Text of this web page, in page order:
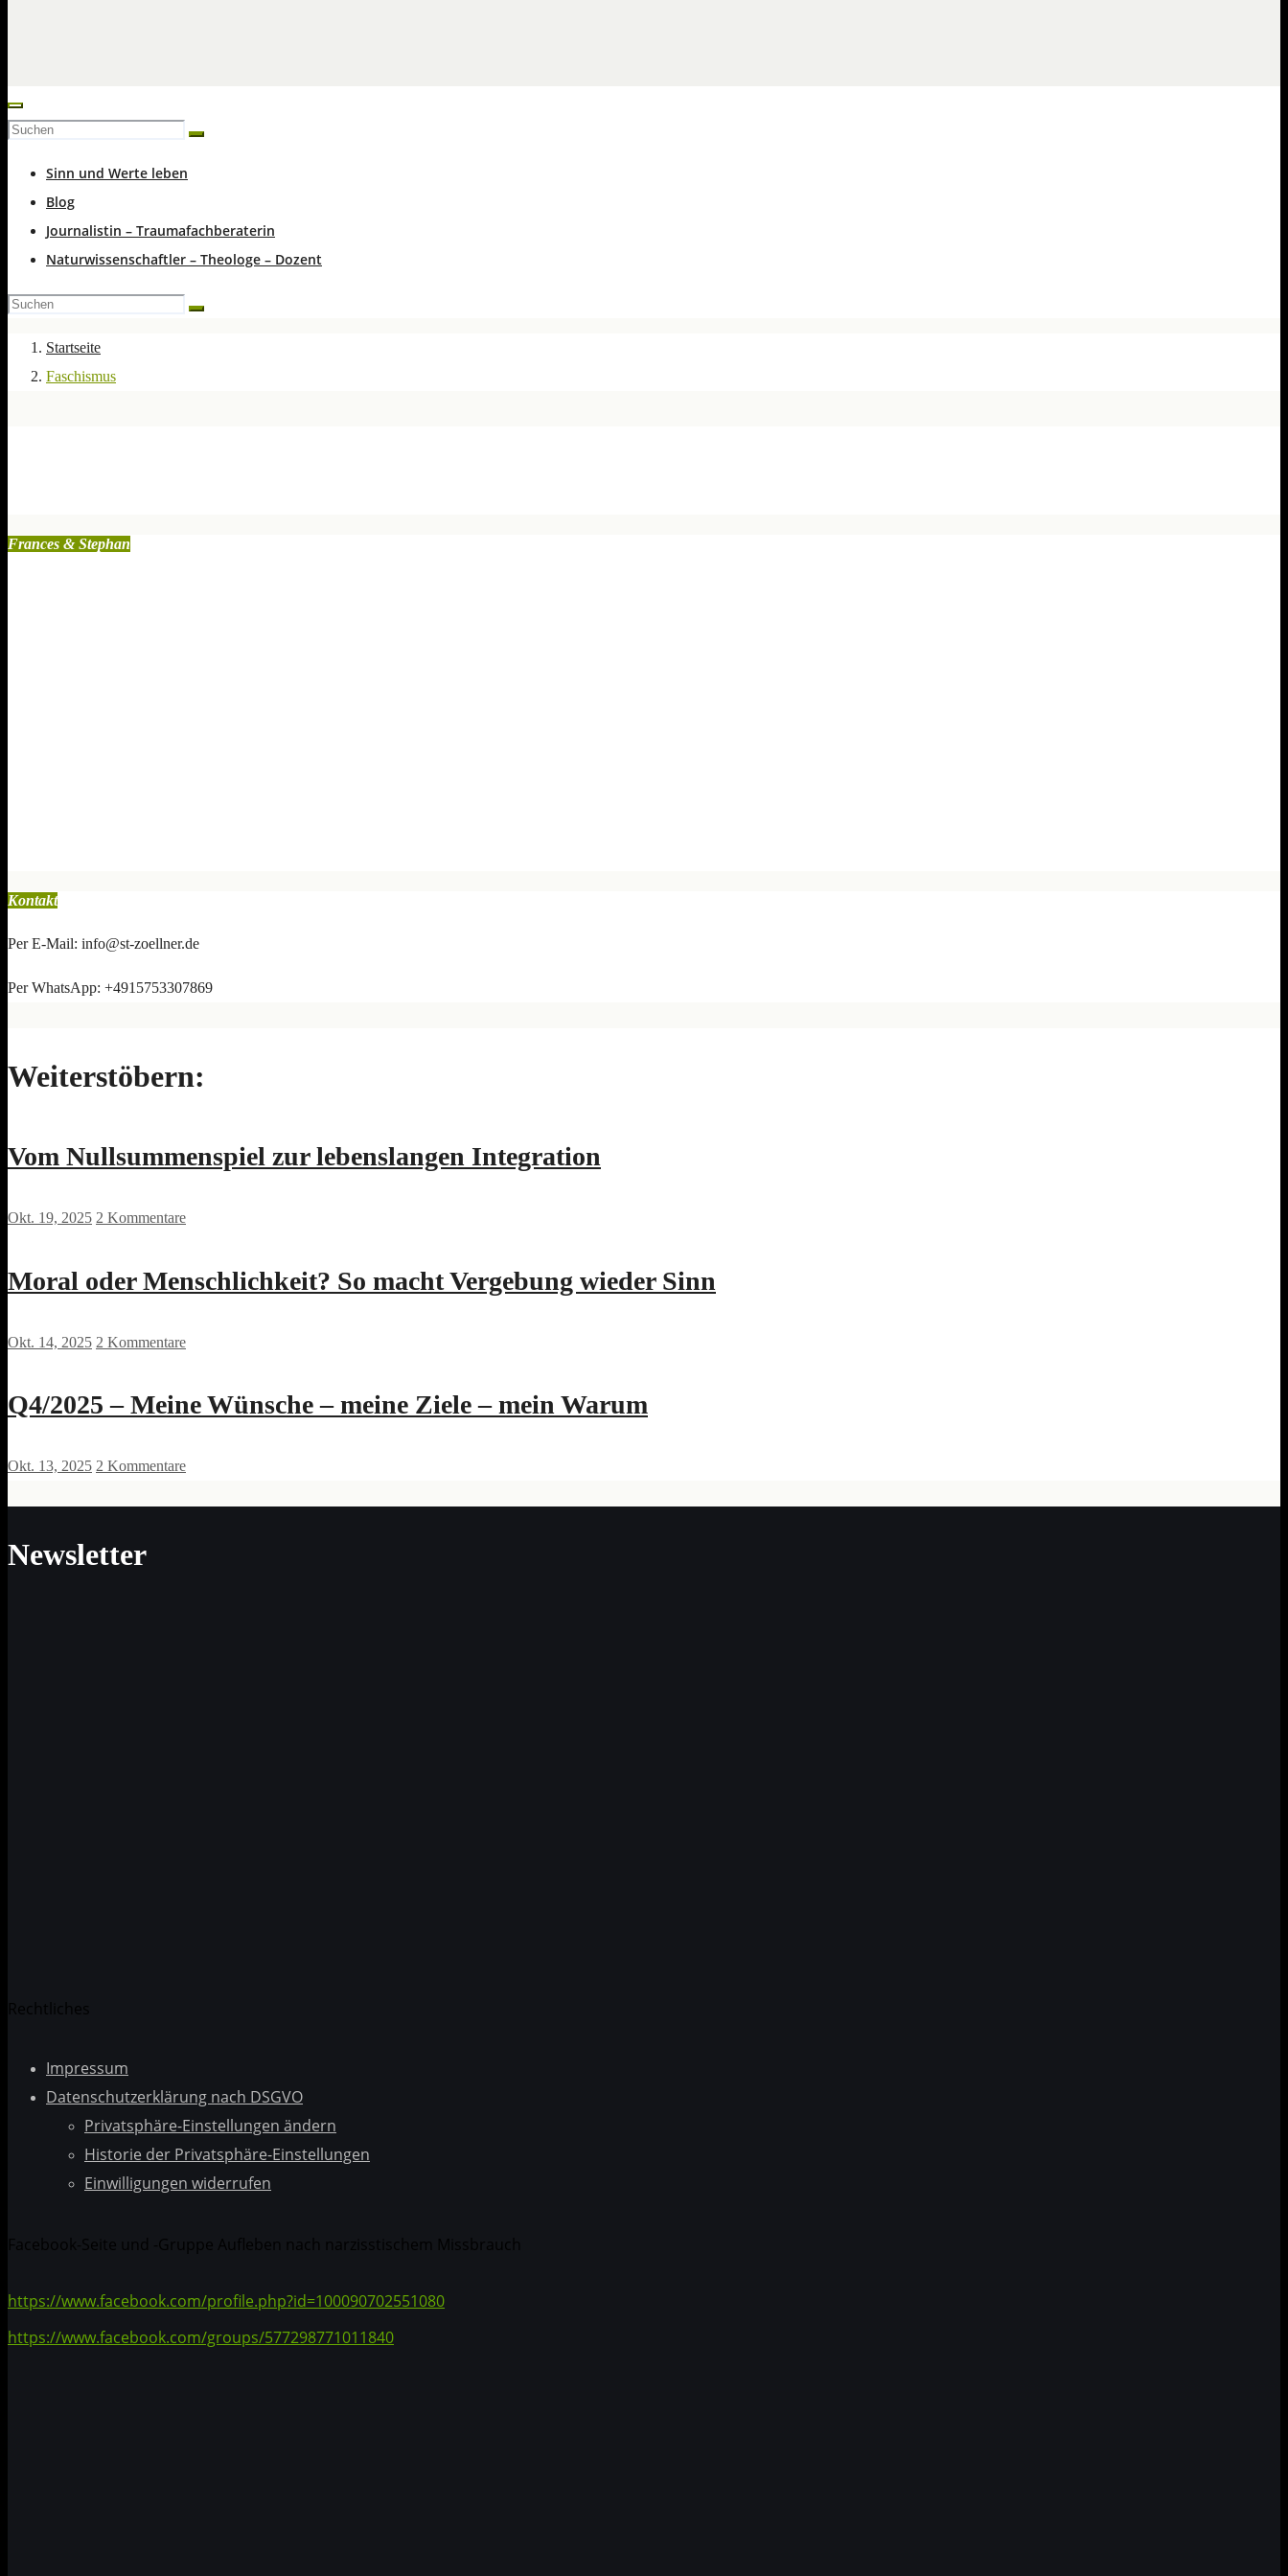
Sinn und Werte leben
Blog
Journalistin – Traumafachberaterin
Naturwissenschaftler – Theologe – Dozent
Startseite
Faschismus
Frances & Stephan
Kontakt
Per E-Mail: info@st-zoellner.de
Per WhatsApp: +4915753307869
Weiterstöbern:
Vom Nullsummenspiel zur lebenslangen Integration
Okt. 19, 2025 2 Kommentare
Moral oder Menschlichkeit? So macht Vergebung wieder Sinn
Okt. 14, 2025 2 Kommentare
Q4/2025 – Meine Wünsche – meine Ziele – mein Warum
Okt. 13, 2025 2 Kommentare
Newsletter
Rechtliches
Impressum
Datenschutzerklärung nach DSGVO
Privatsphäre-Einstellungen ändern
Historie der Privatsphäre-Einstellungen
Einwilligungen widerrufen
Facebook-Seite und -Gruppe Aufleben nach narzisstischem Missbrauch
https://www.facebook.com/profile.php?id=100090702551080
https://www.facebook.com/groups/577298771011840